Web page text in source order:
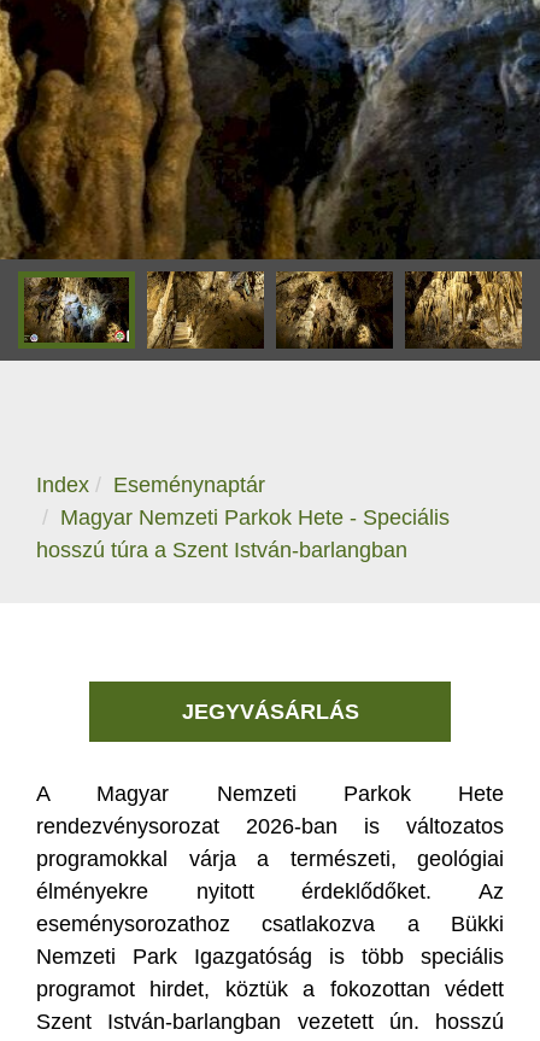
Index
Eseménynaptár
Magyar Nemzeti Parkok Hete - Speciális
hosszú túra a Szent István-barlangban
JEGYVÁSÁRLÁS
A Magyar Nemzeti Parkok Hete
rendezvénysorozat 2026-ban is változatos
programokkal várja a természeti, geológiai
élményekre nyitott érdeklődőket. Az
eseménysorozathoz csatlakozva a Bükki
Nemzeti Park Igazgatóság is több speciális
programot hirdet, köztük a fokozottan védett
Szent István-barlangban vezetett ún. hosszú